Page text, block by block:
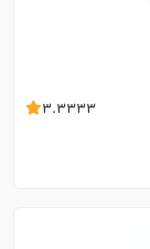
3.3333